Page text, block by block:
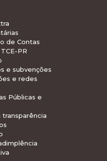
de Contas
PR
e subvenções
e redes
Públicas e
transparência